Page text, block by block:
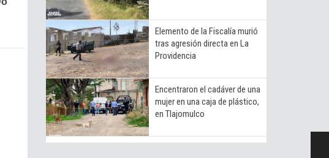
Elemento de la Fiscalía murió
tras agresión directa en La
Providencia
Encentraron el cadáver de una
mujer en una caja de plástico,
en Tlajomulco